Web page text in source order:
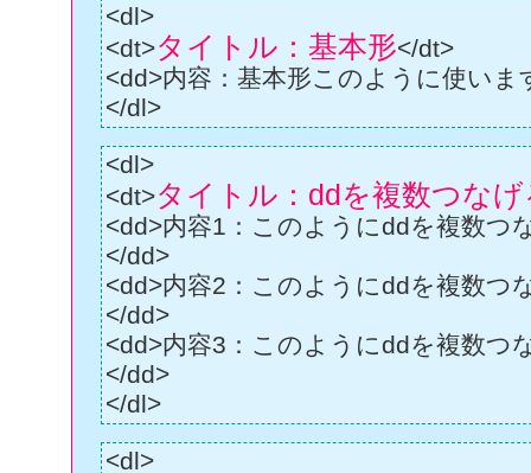
耳毛です。<br />
みったんの本体ともうわさの耳毛、アップ
ヨリヨリしたくなること間違いなし！！
仮テキストです。文章が入ったときの雰囲
入れています。ご確認ください。仮テキス
きの雰囲気を見ていただく為に、入れてい
仮テキストです。文章が入ったときの雰囲
入れています。ご確認ください。仮テキス
きの雰囲気を見ていただく為に、入れてい
<a href="photo/mimige.html">もっと耳毛を
<div>Copyright&copy; 2008 michitaka sato
<dl>
<dt>タイトル：基本形</dt>
<dd>内容：基本形このように使いま
</dl>
<dl>
<dt>タイトル：ddを複数つなげ
<dd>内容1：このようにddを複数つ
</dd>
<dd>内容2：このようにddを複数つ
</dd>
<dd>内容3：このようにddを複数つ
</dd>
</dl>
<dl>